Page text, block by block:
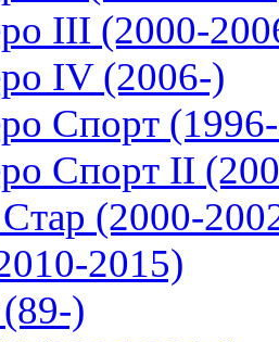
III (2000-
IV (2006-)
Спорт
Спорт II
(2000-
2015)
)